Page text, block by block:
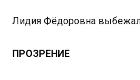
Лидия Фёдоровна
ПРОЗРЕНИЕ